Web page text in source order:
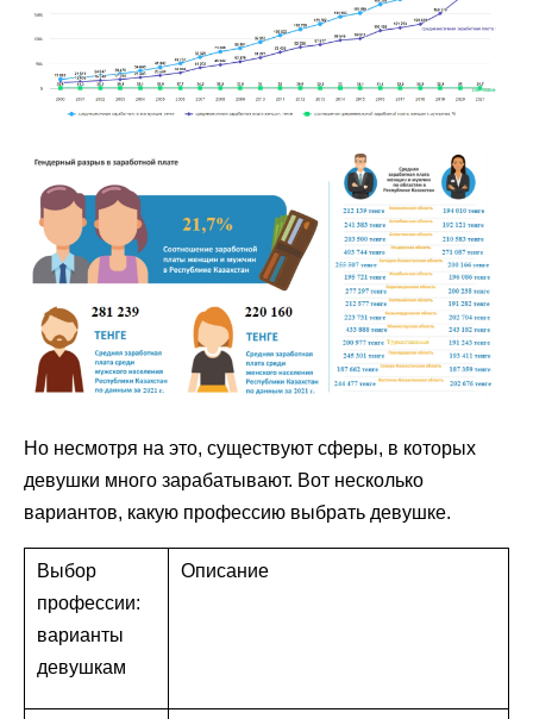
Но несмотря на это, существуют сферы, в которых
девушки много зарабатывают. Вот несколько
вариантов, какую профессию выбрать девушке.
Выбор
профессии:
варианты
девушкам
Описание